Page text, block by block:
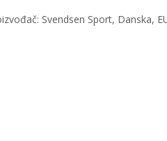
Svendsen Sport, Danska,